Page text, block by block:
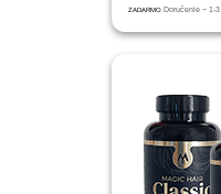
ZADARMO Doručenie ~ 1-3